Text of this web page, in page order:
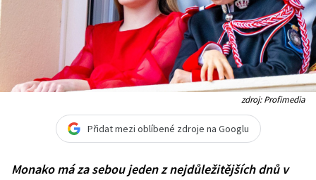
zdroj: Profimedia
Přidat mezi oblíbené zdroje na Googlu
Monako má za sebou jeden z nejdůležitějších dnů v